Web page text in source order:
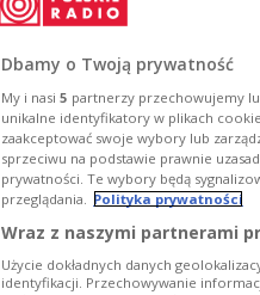
Wyrok
Sąd
policji Marka
pozostaje
Zobacz więcej
prokuratura
Dbamy o Twoją prywatność
My i nasi 5 partnerzy przechowujemy
unikalne identyfikatory w plikach
zaakceptować swoje wybory lub
sprzeciwu na podstawie prawnie
prywatności. Te wybory będą
przeglądania.
Polityka prywatności
Wraz z naszymi partnerami
Użycie dokładnych danych
identyfikacji. Przechowywanie